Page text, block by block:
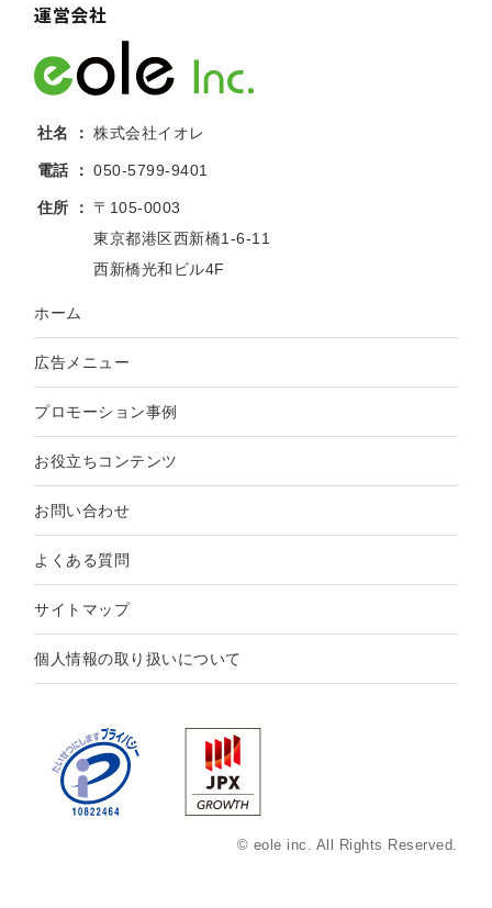
運営会社
社名 株式会社イオレ
電話 050-5799-9401
住所
〒105-0003
東京都港区西新橋1-6-11
西新橋光和ビル4F
ホーム
広告メニュー
プロモーション事例
お役立ちコンテンツ
お問い合わせ
よくある質問
サイトマップ
個人情報の取り扱いについて
© eole inc. All Rights Reserved.